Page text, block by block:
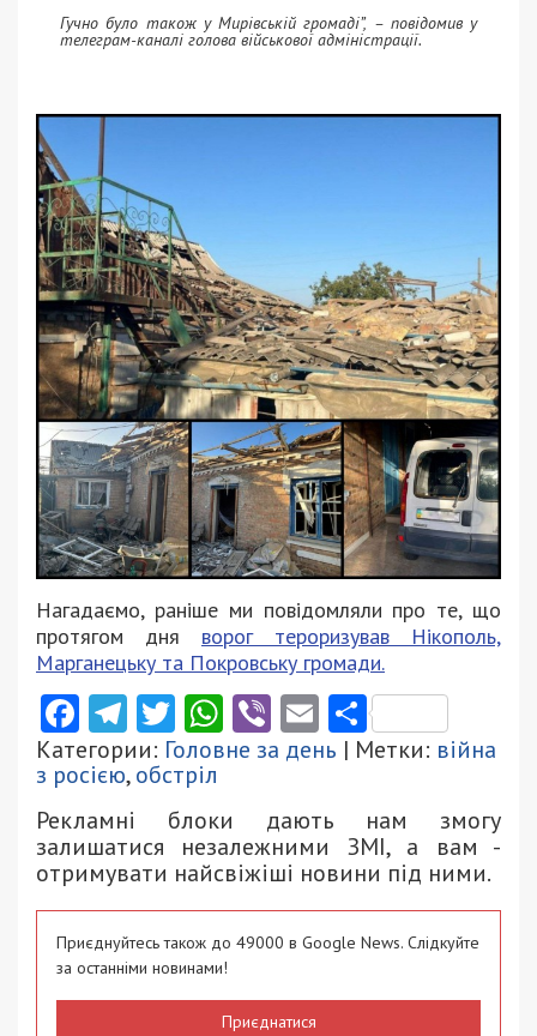
Гучно було також у Мирівській громаді”, – повідомив у
телеграм-каналі голова військової адміністрації.
Нагадаємо, раніше ми повідомляли про те, що
протягом дня ворог тероризував Нікополь,
Марганецьку та Покровську громади.
Facebook
Telegram
Twitter
WhatsApp
ViberEmail
Категории: Головне за день | Метки: війна
з росією,обстріл
Рекламні блоки дають нам змогу
залишатися незалежними ЗМІ, а вам -
отримувати найсвіжіші новини під ними.
Приєднуйтесь також до 49000 в Google News. Слідкуйте
за останніми новинами!
Приєднатися